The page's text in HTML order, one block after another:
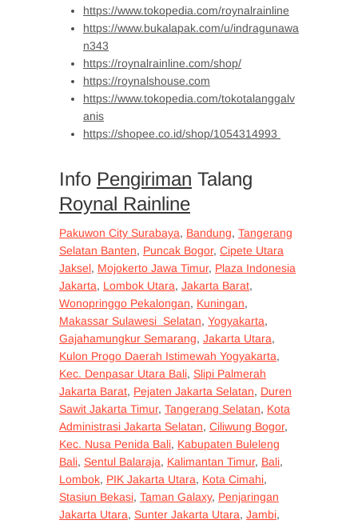
https://www.tokopedia.com/roynalrainline
https://www.bukalapak.com/u/indragunawa
n343
https://roynalrainline.com/shop/
https://roynalshouse.com
https://www.tokopedia.com/tokotalanggalv
anis
https://shopee.co.id/shop/1054314993
Info Pengiriman Talang
Roynal Rainline
Pakuwon City Surabaya, Bandung, Tangerang
Selatan Banten, Puncak Bogor, Cipete Utara
Jaksel, Mojokerto Jawa Timur, Plaza Indonesia
Jakarta, Lombok Utara, Jakarta Barat,
Wonopringgo Pekalongan, Kuningan,
Makassar Sulawesi Selatan, Yogyakarta,
Gajahamungkur Semarang, Jakarta Utara,
Kulon Progo Daerah Istimewah Yogyakarta,
Kec. Denpasar Utara Bali, Slipi Palmerah
Jakarta Barat, Pejaten Jakarta Selatan, Duren
Sawit Jakarta Timur, Tangerang Selatan, Kota
Administrasi Jakarta Selatan, Ciliwung Bogor,
Kec. Nusa Penida Bali, Kabupaten Buleleng
Bali, Sentul Balaraja, Kalimantan Timur, Bali,
Lombok, PIK Jakarta Utara, Kota Cimahi,
Stasiun Bekasi, Taman Galaxy, Penjaringan
Jakarta Utara, Sunter Jakarta Utara, Jambi,